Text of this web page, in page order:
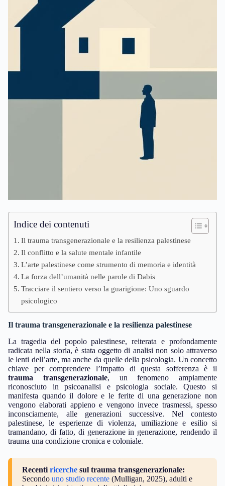
Indice dei contenuti
Il trauma transgenerazionale e la resilienza palestinese
Il conflitto e la salute mentale infantile
L’arte palestinese come strumento di memoria e identità
La forza dell’umanità nelle parole di Dabis
Tracciare il sentiero verso la guarigione: Uno sguardo
psicologico
Il trauma transgenerazionale e la resilienza palestinese
La tragedia del popolo palestinese, reiterata e profondamente
radicata nella storia, è stata oggetto di analisi non solo attraverso
le lenti dell’arte, ma anche da quelle della psicologia. Un concetto
chiave per comprendere l’impatto di questa sofferenza è il
trauma transgenerazionale, un fenomeno ampiamente
riconosciuto in psicoanalisi e psicologia sociale. Questo si
manifesta quando il dolore e le ferite di una generazione non
vengono elaborati appieno e vengono invece trasmessi, spesso
inconsciamente, alle generazioni successive. Nel contesto
palestinese, le esperienze di violenza, umiliazione e esilio si
tramandano, di fatto, di generazione in generazione, rendendo il
trauma una condizione cronica e coloniale.
Recenti ricerche sul trauma transgenerazionale:
Secondo uno studio recente (Mulligan, 2025), adulti e